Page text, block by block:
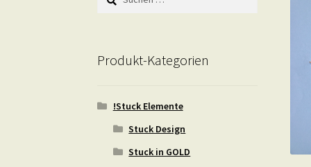
nach:
Produkt-Kategorien
!Stuck Elemente
Stuck Design
Stuck in GOLD